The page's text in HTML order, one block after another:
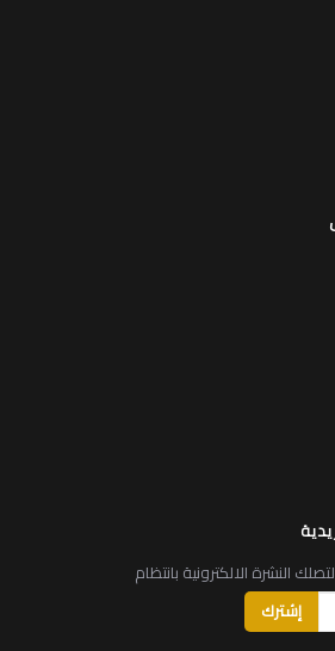
النشرة الالكترونية بانتظام